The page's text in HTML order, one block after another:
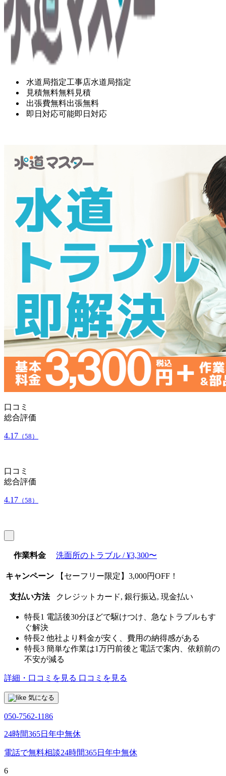
水道局指定工事店水道局指定
見積無料無料見積
出張費無料出張無料
即日対応可能即日対応
口コミ
総合評価
4.17 （58）
口コミ
総合評価
4.17 （58）
作業料金 洗面所のトラブル / ¥3,300〜
キャンペーン 【セーフリー限定】3,000円OFF！
支払い方法 クレジットカード, 銀行振込, 現金払い
特長1 電話後30分ほどで駆けつけ、急なトラブルもす
ぐ解決
特長2 他社より料金が安く、費用の納得感がある
特長3 簡単な作業は1万円前後と電話で案内、依頼前の
不安が減る
詳細・口コミを見る 口コミを見る
気になる
050-7562-1186
24時間365日年中無休
電話で無料相談24時間365日年中無休
6